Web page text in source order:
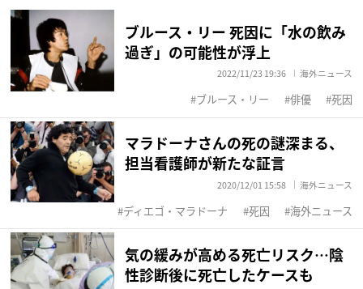
ブルース・リー 死因に「水の飲み
過ぎ」の可能性が浮上
2022/11/23 19:36 海外ニュース
ブルース・リー 俳優 死因
マラドーナさんの死の謎深まる、
担当看護師が新たな証言
2020/12/01 15:58 海外ニュース
ディエゴ・マラドーナ 死因 海外ニュース
気の緩みが高める死亡リスク…陰
性診断後に死亡したケースも